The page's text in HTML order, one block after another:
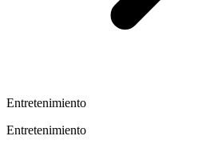
Entretenimiento
Entretenimiento